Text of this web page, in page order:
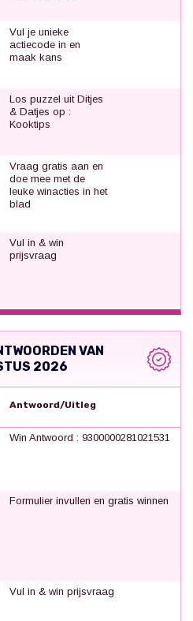
Vul je unieke
actiecode in en
maak kans
Los puzzel uit Ditjes
& Datjes op :
Kooktips
Vraag gratis aan en
doe mee met de
leuke winacties in het
blad
Vul in & win
prijsvraag
VAN
2026
Antwoord/Uitleg
Win Antwoord : 9300000281021531
Formulier invullen en gratis winnen
Vul in & win prijsvraag